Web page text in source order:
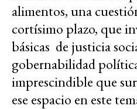
alimentos, una
cortísimo plazo, que
básicas de justicia
gobernabilidad
imprescindible que
ese espacio en este